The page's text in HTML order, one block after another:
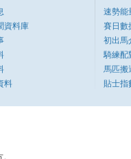
資料庫
料
速勢能
賽日數
初出馬
騎練配
馬匹搬
貼士指